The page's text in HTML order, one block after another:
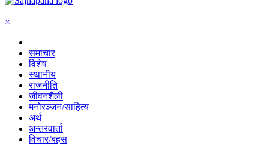
×
समाचार
विशेष
स्थानीय
राजनीति
जीवनशैली
मनोरञ्जन/साहित्य
अर्थ
अन्तरवार्ता
विचार/बहस